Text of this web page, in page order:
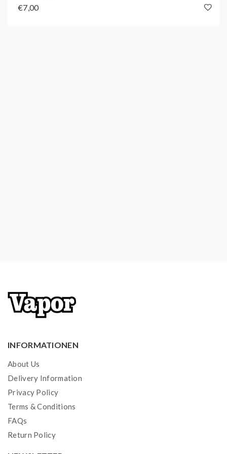
€7,00
INFORMATIONEN
About Us
Delivery Information
Privacy Policy
Terms & Conditions
FAQs
Return Policy